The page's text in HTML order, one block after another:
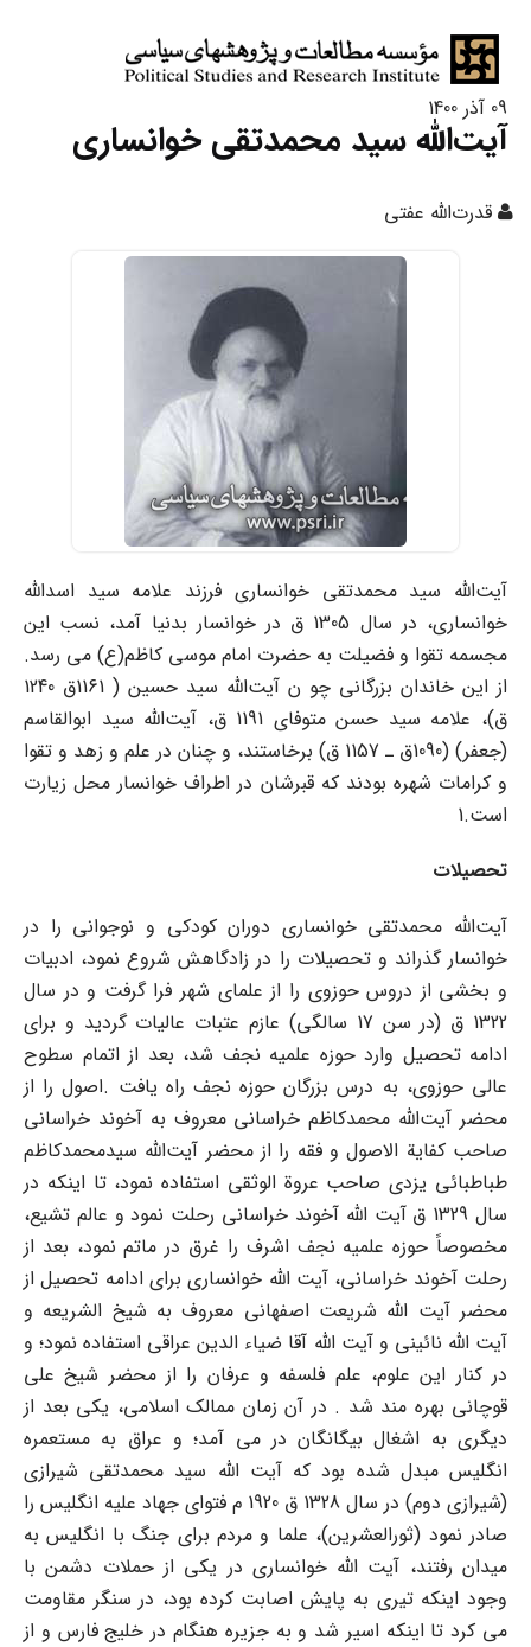
09 آذر 1400
آیت‌الله سید محمدتقی خوانساری
قدرت‌الله عفتی
آیت‌الله سید محمدتقی خوانساری فرزند علامه سید اسدالله
خوانساری، در سال 1305 ق در خوانسار بدنیا آمد، نسب این
مجسمه تقوا و فضیلت به حضرت امام موسی کاظم(ع) می رسد.
از این خاندان بزرگانی چو ن آیت‌الله سید حسین ( 1161ق 1240
ق)، علامه سید حسن متوفای 1191 ق، آیت‌الله سید ابوالقاسم
(جعفر) (1090ق ـ 1157 ق) برخاستند، و چنان در علم و زهد و تقوا
و کرامات شهره بودند که قبرشان در اطراف خوانسار محل زیارت
است.1
تحصیلات
آیت‌الله محمدتقی خوانساری دوران کودکی و نوجوانی را در
خوانسار گذراند و تحصیلات را در زادگاهش شروع نمود، ادبیات
و بخشی از دروس حوزوی را از علمای شهر فرا گرفت و در سال
1322 ق (در سن 17 سالگی) عازم عتبات عالیات گردید و برای
ادامه تحصیل وارد حوزه علمیه نجف شد، بعد از اتمام سطوح
عالی حوزوی، به درس بزرگان حوزه نجف راه یافت .اصول را از
محضر آیت‌الله محمدکاظم خراسانی معروف به آخوند خراسانی
صاحب کفایة الاصول و فقه را از محضر آیت‌الله سیدمحمدکاظم
طباطبائی یزدی صاحب عروة الوثقی استفاده نمود، تا اینکه در
سال 1329 ق آیت الله آخوند خراسانی رحلت نمود و عالم تشیع،
مخصوصاً حوزه علمیه نجف اشرف را غرق در ماتم نمود، بعد از
رحلت آخوند خراسانی، آیت الله خوانساری برای ادامه تحصیل از
محضر آیت الله شریعت اصفهانی معروف به شیخ الشریعه و
آیت الله نائینی و آیت الله آقا ضیاء الدین عراقی استفاده نمود؛ و
در کنار این علوم، علم فلسفه و عرفان را از محضر شیخ علی
قوچانی بهره مند شد . در آن زمان ممالک اسلامی، یکی بعد از
دیگری به اشغال بیگانگان در می آمد؛ و عراق به مستعمره
انگلیس مبدل شده بود که آیت الله سید محمدتقی شیرازی
(شیرازی دوم) در سال 1328 ق 1920 م فتوای جهاد علیه انگلیس را
صادر نمود (ثورالعشرین)، علما و مردم برای جنگ با انگلیس به
میدان رفتند، آیت الله خوانساری در یکی از حملات دشمن با
وجود اینکه تیری به پایش اصابت کرده بود، در سنگر مقاومت
می کرد تا اینکه اسیر شد و به جزیره هنگام در خلیج فارس و از